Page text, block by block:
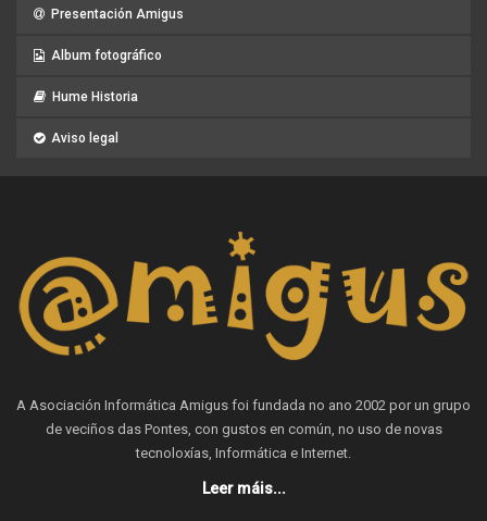
Presentación Amigus
Album fotográfico
Hume Historia
Aviso legal
A Asociación Informática Amigus foi fundada no ano 2002 por un grupo
de veciños das Pontes, con gustos en común, no uso de novas
tecnoloxías, Informática e Internet.
Leer máis...